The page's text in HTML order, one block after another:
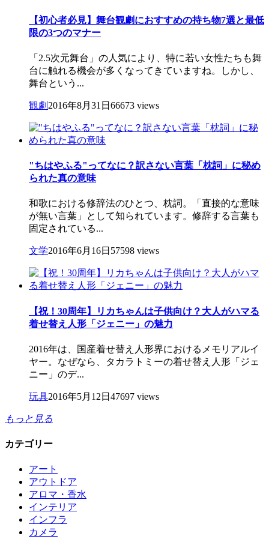
【初心者必見】舞台観劇におすすめの持ち物7選と最低
限の3つのマナー
「2.5次元舞台」の人気により、特に若い女性たちも舞
台に触れる機会が多くなってきていますね。しかし、
舞台という...
観劇 2016年8月31日 66673 views
"ちはやふる"ってなに？訳さない言葉「枕詞」に秘め
られた真の意味
和歌における修辞法のひとつ、枕詞。「直接的な意味
が無い言葉」として知られています。修辞する言葉も
固定されている...
文学2016年6月16日 57598 views
【祝！30周年】リカちゃんは子供向け？大人がハマる
着せ替え人形「ジェニー」の魅力
2016年は、国産着せ替え人形界におけるメモリアルイ
ヤー。なぜなら、タカラトミーの着せ替え人形「ジェ
ニー」のデ...
玩具2016年5月12日 47697 views
もっと見る
カテゴリー
アート
アウトドア
アロマ・香水
インテリア
インフラ
カメラ